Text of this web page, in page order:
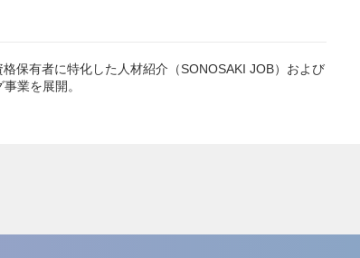
格保有者に特化した人材紹介（SONOSAKI JOB）および
業を展開。